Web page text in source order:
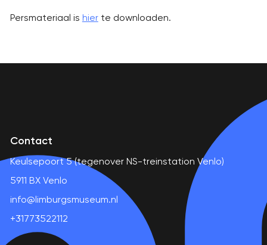
Persmateriaal is hierte downloaden.
Contact
Keulsepoort 5 (tegenover NS-treinstation Venlo)
5911 BX Venlo
info@limburgsmuseum.nl
+31773522112